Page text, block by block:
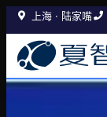
上海 · 陆家嘴